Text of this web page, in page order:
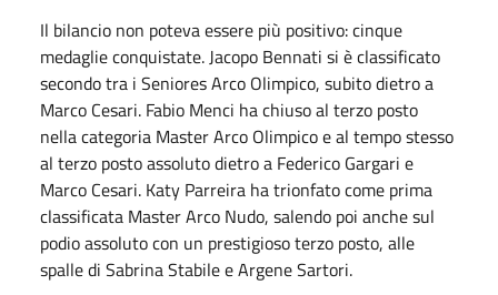
Il bilancio non poteva essere più positivo: cinque
medaglie conquistate. Jacopo Bennati si è classificato
secondo tra i Seniores Arco Olimpico, subito dietro a
Marco Cesari. Fabio Menci ha chiuso al terzo posto
nella categoria Master Arco Olimpico e al tempo stesso
al terzo posto assoluto dietro a Federico Gargari e
Marco Cesari. Katy Parreira ha trionfato come prima
classificata Master Arco Nudo, salendo poi anche sul
podio assoluto con un prestigioso terzo posto, alle
spalle di Sabrina Stabile e Argene Sartori.